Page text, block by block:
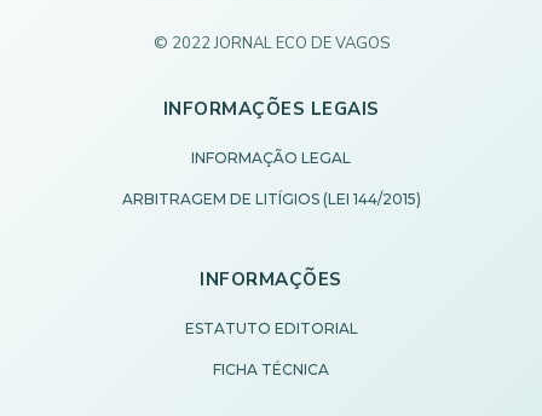
© 2022 JORNAL ECO DE VAGOS
INFORMAÇÕES LEGAIS
INFORMAÇÃO LEGAL
ARBITRAGEM DE LITÍGIOS (LEI 144/2015)
INFORMAÇÕES
ESTATUTO EDITORIAL
FICHA TÉCNICA